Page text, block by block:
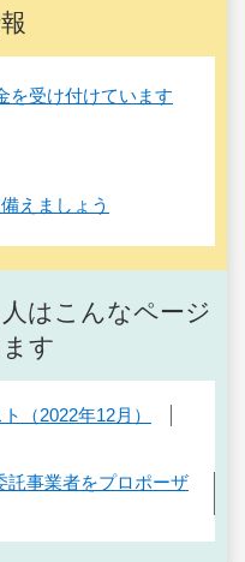
を受け付けています
えましょう
はこんなページ
す
（2022年12月）
託事業者をプロポーザ